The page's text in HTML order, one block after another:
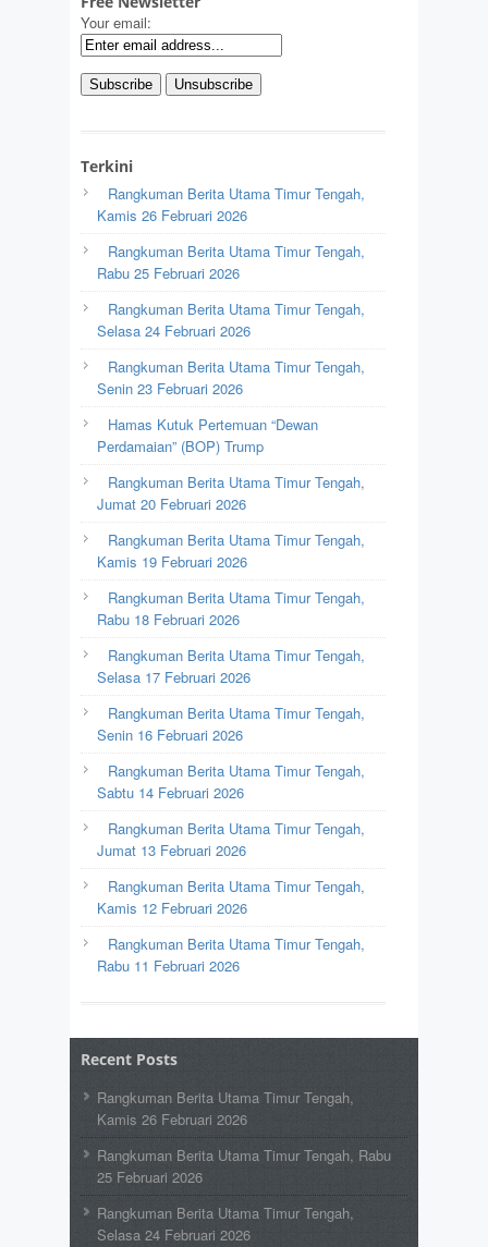
Your email:
Terkini
Rangkuman Berita Utama Timur Tengah,
Kamis 26 Februari 2026
Rangkuman Berita Utama Timur Tengah,
Rabu 25 Februari 2026
Rangkuman Berita Utama Timur Tengah,
Selasa 24 Februari 2026
Rangkuman Berita Utama Timur Tengah,
Senin 23 Februari 2026
Hamas Kutuk Pertemuan “Dewan
Perdamaian” (BOP) Trump
Rangkuman Berita Utama Timur Tengah,
Jumat 20 Februari 2026
Rangkuman Berita Utama Timur Tengah,
Kamis 19 Februari 2026
Rangkuman Berita Utama Timur Tengah,
Rabu 18 Februari 2026
Rangkuman Berita Utama Timur Tengah,
Selasa 17 Februari 2026
Rangkuman Berita Utama Timur Tengah,
Senin 16 Februari 2026
Rangkuman Berita Utama Timur Tengah,
Sabtu 14 Februari 2026
Rangkuman Berita Utama Timur Tengah,
Jumat 13 Februari 2026
Rangkuman Berita Utama Timur Tengah,
Kamis 12 Februari 2026
Rangkuman Berita Utama Timur Tengah,
Rabu 11 Februari 2026
Recent Posts
Rangkuman Berita Utama Timur Tengah,
Kamis 26 Februari 2026
Rangkuman Berita Utama Timur Tengah, Rabu
25 Februari 2026
Rangkuman Berita Utama Timur Tengah,
Selasa 24 Februari 2026